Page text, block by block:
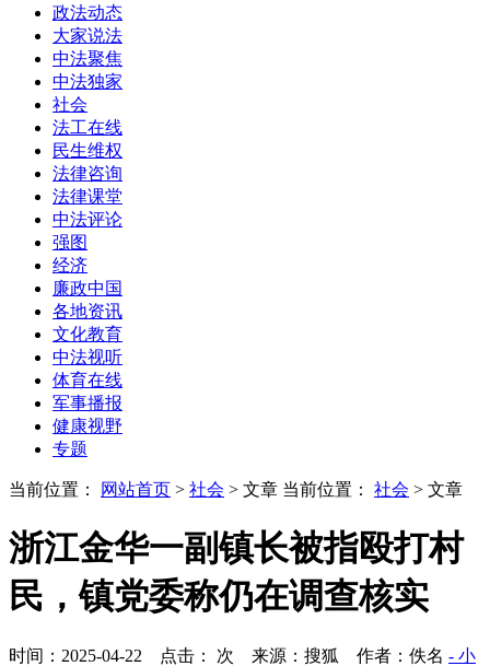
政法动态
大家说法
中法聚焦
中法独家
社会
法工在线
民生维权
法律咨询
法律课堂
中法评论
强图
经济
廉政中国
各地资讯
文化教育
中法视听
体育在线
军事播报
健康视野
专题
当前位置： 网站首页 > 社会 > 文章 当前位置： 社会 > 文章
浙江金华一副镇长被指殴打村
民，镇党委称仍在调查核实
时间：2025-04-22 点击： 次 来源：搜狐 作者：佚名 - 小